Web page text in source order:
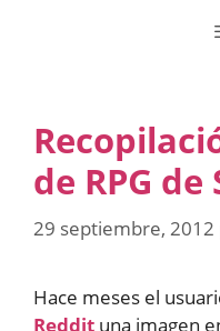
de RPG de
29 septiembre, 2012
Hace meses el
Reddit una imagen